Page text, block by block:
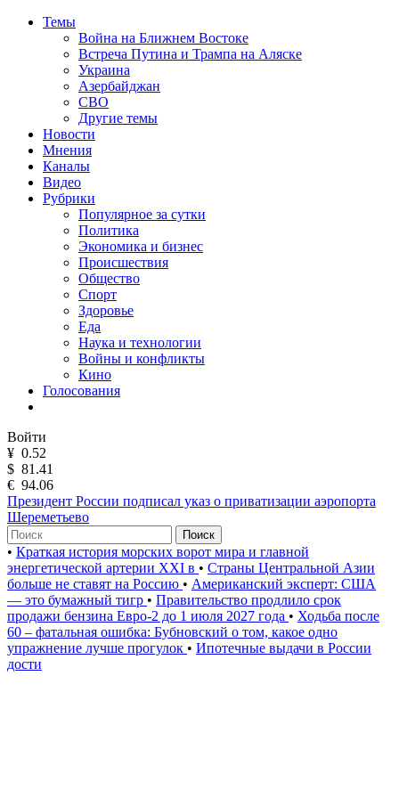
Темы
Война на Ближнем Востоке
Встреча Путина и Трампа на Аляске
Украина
Азербайджан
СВО
Другие темы
Новости
Мнения
Каналы
Видео
Рубрики
Популярное за сутки
Политика
Экономика и бизнес
Происшествия
Общество
Спорт
Здоровье
Еда
Наука и технологии
Войны и конфликты
Кино
Голосования
Войти
¥ 0.52
$ 81.41
€ 94.06
Президент России подписал указ о приватизации аэропорта
Шереметьево
Поиск
• Краткая история морских ворот мира и главной
энергетической артерии XXI в • Страны Центральной Азии
больше не ставят на Россию • Американский эксперт: США
— это бумажный тигр • Правительство продлило срок
продажи бензина Евро-2 до 1 июля 2027 года • Ходьба после
60 – фатальная ошибка: Бубновский о том, какое одно
упражнение лучше прогулок • Ипотечные выдачи в России
дости